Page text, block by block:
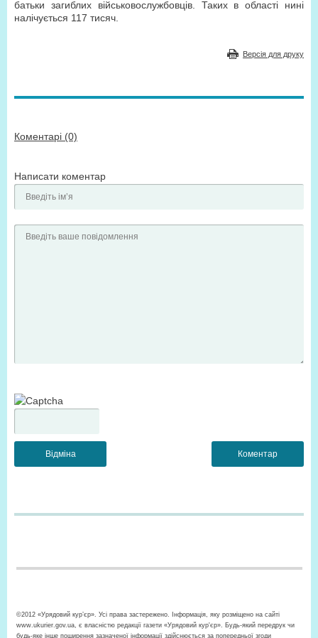
батьки загиблих військовослужбовців. Таких в області нині
налічується 117 тисяч.
Версія для друку
Коментарі (0)
Написати коментар
©2012 «Урядовий кур’єр». Усі права застережено. Інформація, яку розміщено на сайті
www.ukurier.gov.ua, є власністю редакції газети «Урядовий кур'єр». Будь-який передрук чи
будь-яке інше поширення зазначеної інформації здійснюється за попередньої згоди